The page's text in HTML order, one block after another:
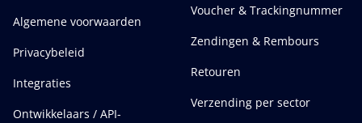
Algemene voorwaarden
Privacybeleid
Integraties
Ontwikkelaars / API-
Voucher & Trackingnummer
Zendingen & Rembours
Retouren
Verzending per sector